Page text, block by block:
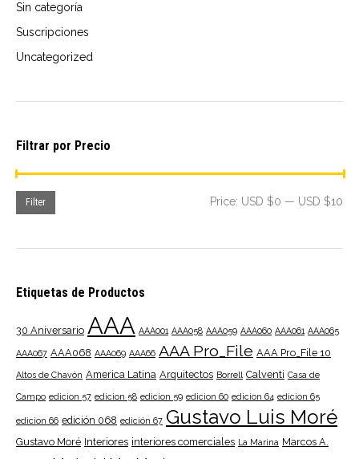
Sin categoría
Suscripciones
Uncategorized
Filtrar por Precio
Filter Price: USD $0 — USD $10
Etiquetas de Productos
30 Aniversario AAA AAA001 AAA058 AAA059 AAA060 AAA061 AAA065
AAA067 AAA068 AAA069 AAA66 AAA Pro_File AAA Pro_File 10
Altos de Chavón America Latina Arquitectos Borrell Calventi Casa de
Campo edicion 57 edicion 58 edicion 59 edicion 60 edicion 64 edicion 65
edicion 66 edición 068 edición 67 Gustavo Luis Moré
Gustavo Moré Interiores interiores comerciales La Marina Marcos A.